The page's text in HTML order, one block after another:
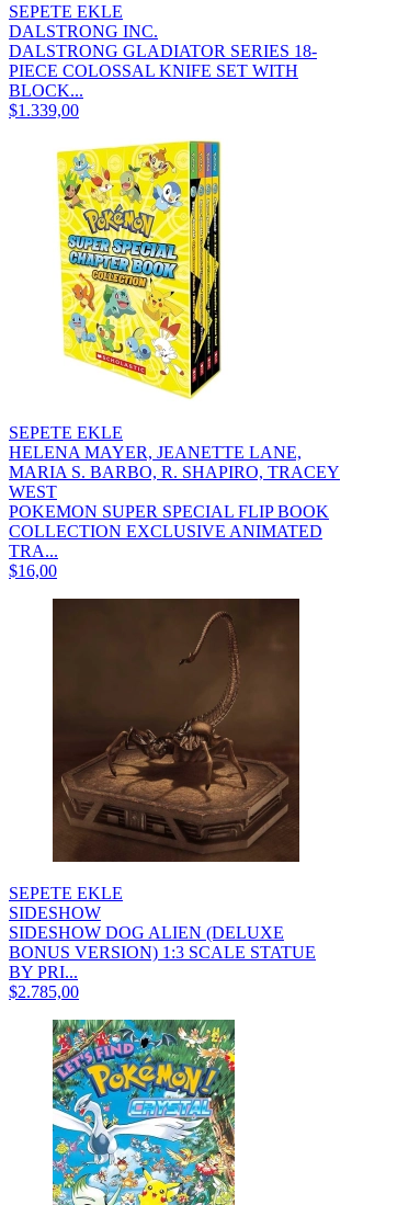
SEPETE EKLE
DALSTRONG INC.
DALSTRONG GLADIATOR SERIES 18-
PIECE COLOSSAL KNIFE SET WITH
BLOCK...
$1.339,00
SEPETE EKLE
HELENA MAYER, JEANETTE LANE,
MARIA S. BARBO, R. SHAPIRO, TRACEY
WEST
POKEMON SUPER SPECIAL FLIP BOOK
COLLECTION EXCLUSIVE ANIMATED
TRA...
$16,00
SEPETE EKLE
SIDESHOW
SIDESHOW DOG ALIEN (DELUXE
BONUS VERSION) 1:3 SCALE STATUE
BY PRI...
$2.785,00